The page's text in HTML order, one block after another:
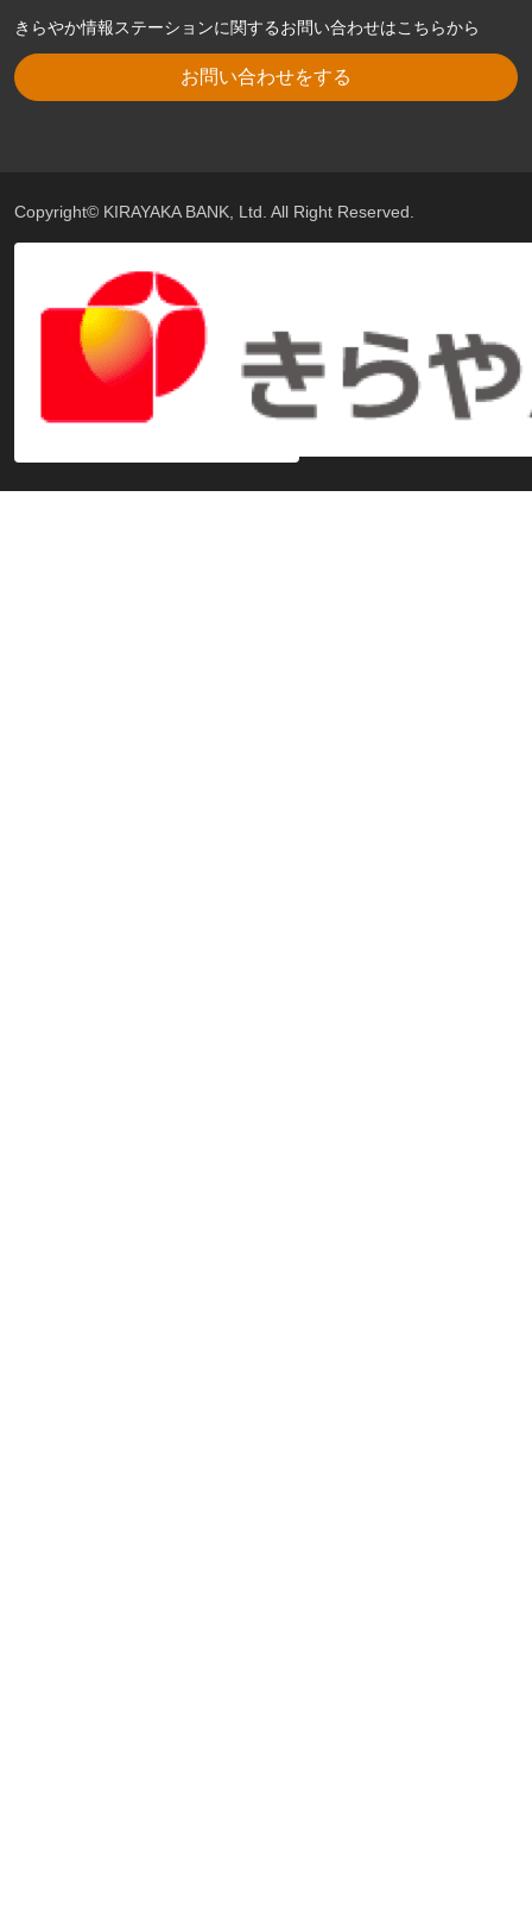
きらやか情報ステーションに関するお問い合わせはこちらから
お問い合わせをする
Copyright© KIRAYAKA BANK, Ltd. All Right Reserved.